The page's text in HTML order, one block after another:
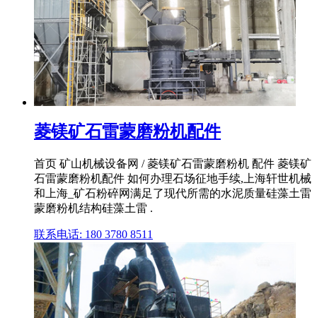
菱镁矿石雷蒙磨粉机配件
首页 矿山机械设备网 / 菱镁矿石雷蒙磨粉机 配件 菱镁矿
石雷蒙磨粉机配件 如何办理石场征地手续,上海轩世机械
和上海_矿石粉碎网满足了现代所需的水泥质量硅藻土雷
蒙磨粉机结构硅藻土雷 .
联系电话: 180 3780 8511